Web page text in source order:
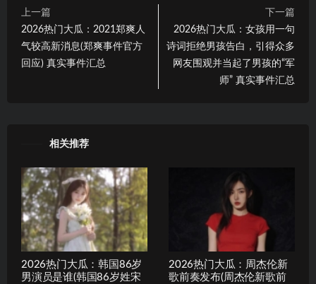
上一篇
2026热门大瓜：2021郑爽人
气较高新消息(郑爽事件官方
回应) 真实事件汇总
下一篇
2026热门大瓜：女孩用一句
诗词拒绝男孩告白，引得众多
网友围观并当起了男孩的“军
师” 真实事件汇总
相关推荐
2026热门大瓜：韩国86岁
男演员是谁(韩国86岁姓宋
2026热门大瓜：周杰伦新
歌前奏发布(周杰伦新歌前